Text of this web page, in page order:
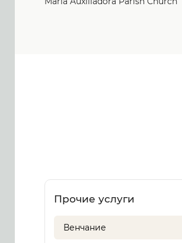
Прочие услуги
Венчание